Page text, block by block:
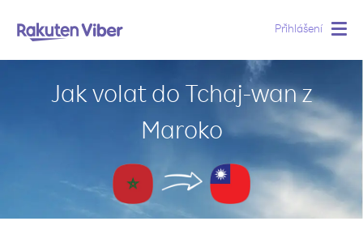
Přihlášení
Jak volat do Tchaj-wan z
Maroko